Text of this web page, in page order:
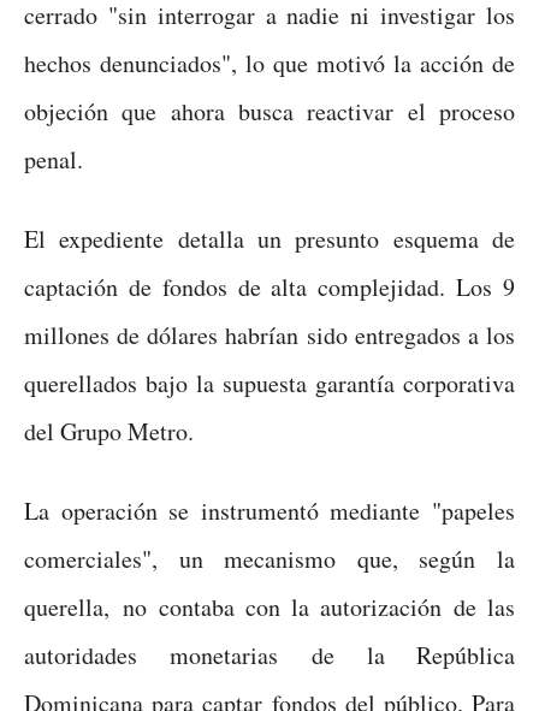
cerrado "sin interrogar a nadie ni investigar los
hechos denunciados", lo que motivó la acción de
objeción que ahora busca reactivar el proceso
penal.
El expediente detalla un presunto esquema de
captación de fondos de alta complejidad. Los 9
millones de dólares habrían sido entregados a los
querellados bajo la supuesta garantía corporativa
del Grupo Metro.
La operación se instrumentó mediante "papeles
comerciales", un mecanismo que, según la
querella, no contaba con la autorización de las
autoridades monetarias de la República
Dominicana para captar fondos del público. Para